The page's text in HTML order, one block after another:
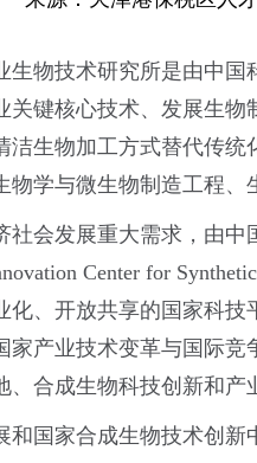
生物技术研究所是由中
关键核心技术、发展生
洁生物加工方式替代传
学与微生物制造工程、
社会发展重大需求，由
Center for
化、开放共享的国家科
家产业技术变革与国际
合成生物科技创新和产
和国家合成生物技术创